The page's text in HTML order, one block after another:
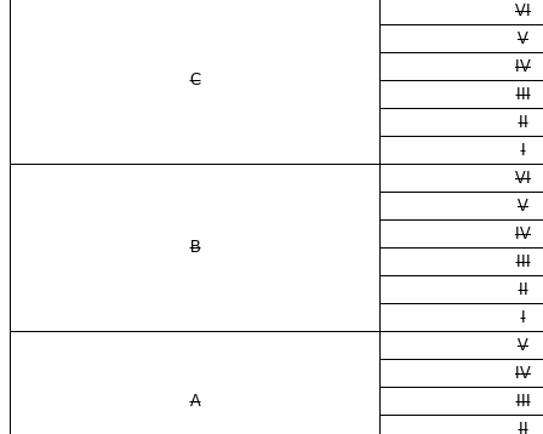
C
VI
V
IV
III
II
I
B
VI
V
IV
III
II
I
A
V
IV
III
II